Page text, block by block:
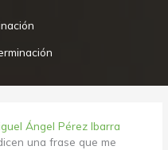
Ángel Pérez Ibarra
una frase que me